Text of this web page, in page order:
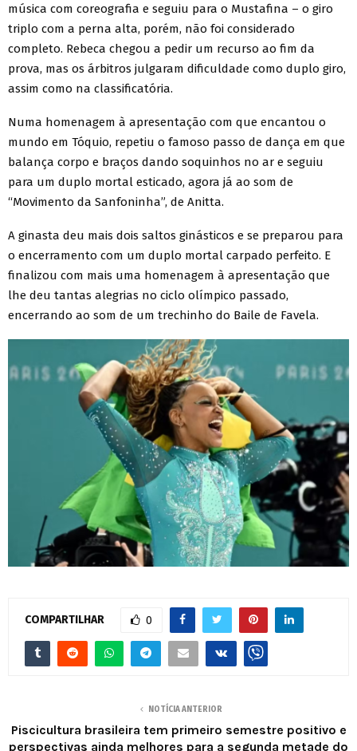
música com coreografia e seguiu para o Mustafina – o giro
triplo com a perna alta, porém, não foi considerado
completo. Rebeca chegou a pedir um recurso ao fim da
prova, mas os árbitros julgaram dificuldade como duplo giro,
assim como na classificatória.
Numa homenagem à apresentação com que encantou o
mundo em Tóquio, repetiu o famoso passo de dança em que
balança corpo e braços dando soquinhos no ar e seguiu
para um duplo mortal esticado, agora já ao som de
“Movimento da Sanfoninha”, de Anitta.
A ginasta deu mais dois saltos ginásticos e se preparou para
o encerramento com um duplo mortal carpado perfeito. E
finalizou com mais uma homenagem à apresentação que
lhe deu tantas alegrias no ciclo olímpico passado,
encerrando ao som de um trechinho do Baile de Favela.
COMPARTILHAR 0
NOTÍCIA ANTERIOR
Piscicultura brasileira tem primeiro semestre positivo e
perspectivas ainda melhores para a segunda metade do